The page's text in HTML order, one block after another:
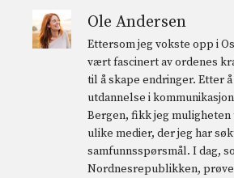
Ole Andersen
Ettersom jeg vokste opp i
vært fascinert av ordenes
til å skape endringer. Etter
utdannelse i
Bergen, fikk jeg muligheten
ulike medier, der jeg har
samfunnsspørsmål. I dag,
Nordnesrepublikken,